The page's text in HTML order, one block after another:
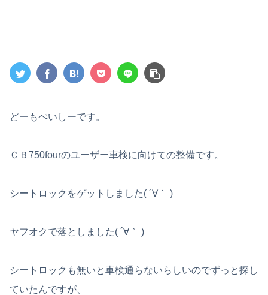
どーもぺいしーです。
ＣＢ750fourのユーザー車検に向けての整備です。
シートロックをゲットしました( ´∀｀ )
ヤフオクで落としました( ´∀｀ )
シートロックも無いと車検通らないらしいのでずっと探し
ていたんですが、